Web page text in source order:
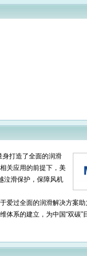
身打造了全面的润滑
关应用的前提下，美
泣滑保护，保障风机
爱过全面的润滑解决方案
体系的建立，为中国“双碳”